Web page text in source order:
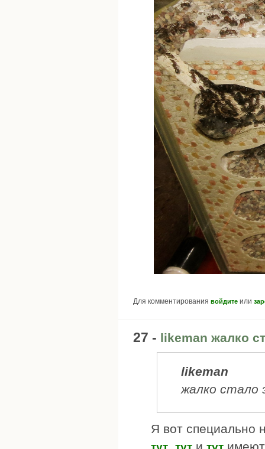
Для комментирования войдите или
27 - likeman жалко
likeman
жалко стало
Я вот специально